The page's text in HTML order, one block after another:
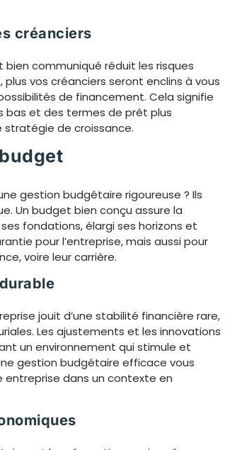
créanciers
communiqué réduit les risques
vos créanciers seront enclins à vous
de financement. Cela signifie
bas et des termes de prêt plus
de croissance.
gestion budgétaire rigoureuse ? Ils
Un budget bien conçu assure la
fondations, élargi ses horizons et
pour l’entreprise, mais aussi pour
voire leur carrière.
jouit d’une stabilité financière rare,
Les ajustements et les innovations
un environnement qui stimule et
gestion budgétaire efficace vous
dans un contexte en